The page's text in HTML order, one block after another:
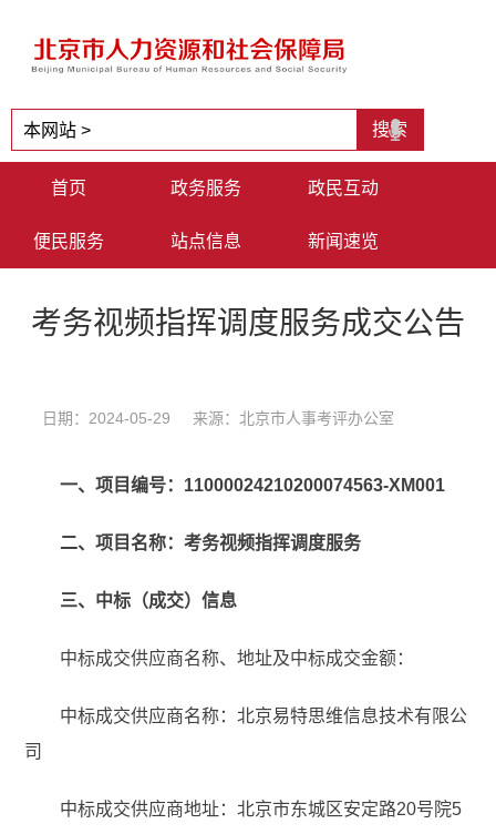
首页 政务服务 政民互动
便民服务 站点信息 新闻速览
考务视频指挥调度服务成交公告
日期：2024-05-29 来源：北京市人事考评办公室
一、项目编号：11000024210200074563-XM001
二、项目名称：考务视频指挥调度服务
三、中标（成交）信息
中标成交供应商名称、地址及中标成交金额：
中标成交供应商名称：北京易特思维信息技术有限公
司
中标成交供应商地址：北京市东城区安定路20号院5